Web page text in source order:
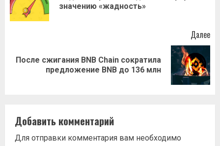
значению «жадность»
Далее
Следующая
После сжигания BNB Chain сократила
предложение BNB до 136 млн
Добавить комментарий
Для отправки комментария вам необходимо